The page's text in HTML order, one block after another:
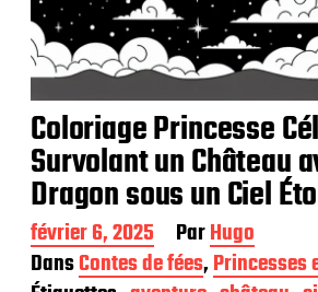
Coloriage Princesse
Survolant un Château
Dragon sous un Ciel
D
a
t
février 6, 2025 ParHugo
DansContes de fées,Princesses